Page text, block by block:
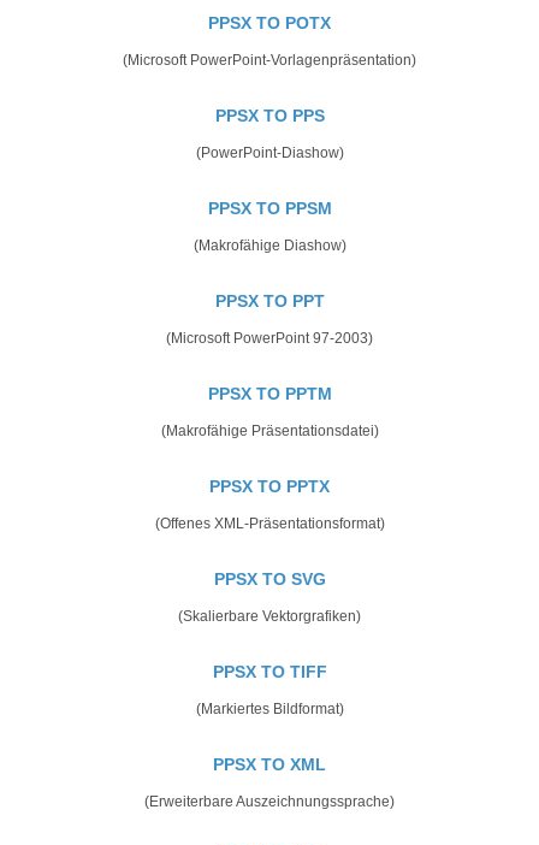
PPSX TO POTX
(Microsoft PowerPoint-Vorlagenpräsentation)
PPSX TO PPS
(PowerPoint-Diashow)
PPSX TO PPSM
(Makrofähige Diashow)
PPSX TO PPT
(Microsoft PowerPoint 97-2003)
PPSX TO PPTM
(Makrofähige Präsentationsdatei)
PPSX TO PPTX
(Offenes XML-Präsentationsformat)
PPSX TO SVG
(Skalierbare Vektorgrafiken)
PPSX TO TIFF
(Markiertes Bildformat)
PPSX TO XML
(Erweiterbare Auszeichnungssprache)